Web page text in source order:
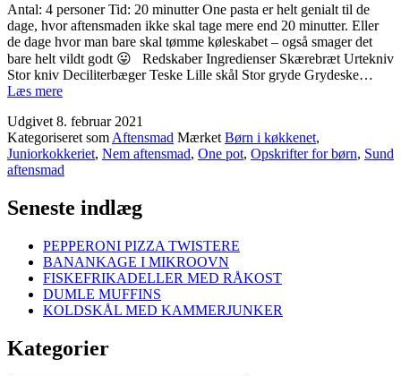
Antal: 4 personer Tid: 20 minutter One pasta er helt genialt til de
dage, hvor aftensmaden ikke skal tage mere end 20 minutter. Eller
de dage hvor man bare skal tømme køleskabet – også smager det
bare helt vildt godt 😛 Redskaber Ingredienser Skærebræt Urtekniv
Stor kniv Deciliterbæger Teske Lille skål Stor gryde Grydeske…
Læs mereONE
PASTA
Udgivet 8. februar 2021
Kategoriseret som Aftensmad Mærket Børn i køkkenet,
Juniorkokkeriet, Nem aftensmad, One pot, Opskrifter for børn, Sund
aftensmad
Seneste indlæg
PEPPERONI PIZZA TWISTERE
BANANKAGE I MIKROOVN
FISKEFRIKADELLER MED RÅKOST
DUMLE MUFFINS
KOLDSKÅL MED KAMMERJUNKER
Kategorier